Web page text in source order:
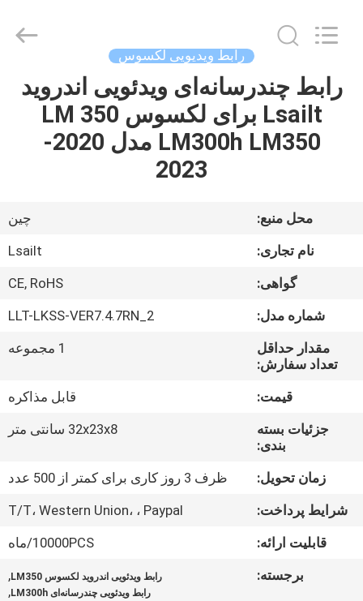
خانه
محصولات
کارخانه
کنترل
Electron
Co.,Ltd.
Reserved.
رابط ویدیویی لکسوس
رابط چندرسانه‌ای ویدئویی اندروید
Lsailt برای لکسوس LM 350
LM300h LM350 مدل 2020-
2023
محل منبع:
چین
نام تجاری:
Lsailt
گواهی:
CE, RoHS
شماره مدل:
LLT-LKSS-VER7.4.7RN_2
مقدار حداقل
تعداد سفارش:
1 مجموعه
قیمت:
قابل مذاکره
جزئیات بسته
بندی:
32x23x8 سانتی متر
زمان تحویل:
ظرف 3 روز کاری برای کمتر از 500 عدد
شرایط پرداخت:
T/T، Western Union، ، Paypal
قابلیت ارائه:
10000PCS/ماه
برجسته:
رابط ویدئویی اندروید لکسوس LM350 ,
رابط ویدئویی چندرسانه‌ای LM300h ,